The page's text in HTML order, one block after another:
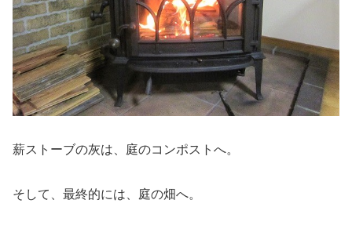
薪ストーブの灰は、庭のコンポストへ。
そして、最終的には、庭の畑へ。